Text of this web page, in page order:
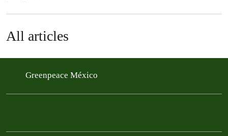
All articles
Greenpeace México